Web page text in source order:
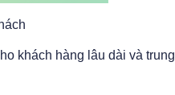
khách hàng lâu dài và trung